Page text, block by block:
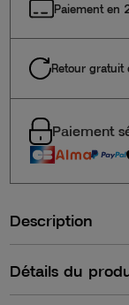
Paiement en
Retour gratuit
Paiement
Description
Détails du